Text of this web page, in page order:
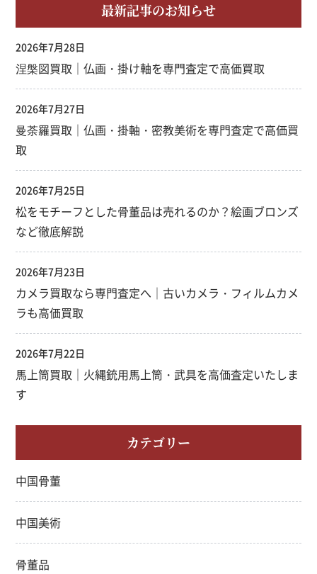
最新記事のお知らせ
涅槃図買取｜仏画・掛け軸を専門査定で高価買取
2026年7月28日
曼荼羅買取｜仏画・掛軸・密教美術を専門査定で高価買
取
2026年7月27日
松をモチーフとした骨董品は売れるのか？絵画ブロンズ
など徹底解説
2026年7月25日
カメラ買取なら専門査定へ｜古いカメラ・フィルムカメ
ラも高価買取
2026年7月23日
馬上筒買取｜火縄銃用馬上筒・武具を高価査定いたしま
す
2026年7月22日
カテゴリー
中国骨董
中国美術
骨董品